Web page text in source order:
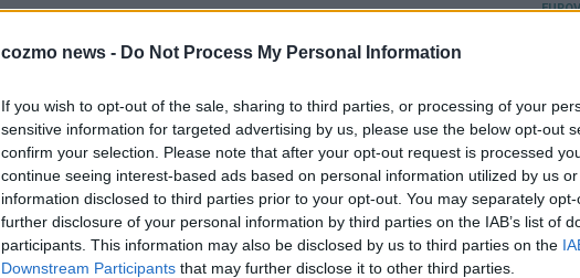
cozmo news - Do Not Process My Personal Information
If you wish to opt-out of the sale, sharing to third parties, or processing of your
sensitive information for targeted advertising by us, please use the below opt-out
confirm your selection. Please note that after your opt-out request is processed
continue seeing interest-based ads based on personal information utilized by us
information disclosed to third parties prior to your opt-out. You may separately
further disclosure of your personal information by third parties on the IAB’s list of
participants. This information may also be disclosed by us to third parties on the
Downstream Participants that may further disclose it to other third parties.